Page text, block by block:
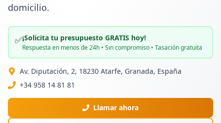
domicilio.
✅¡Solicita tu presupuesto GRATIS hoy!
Respuesta en menos de 24h • Sin compromiso • Tasación gratuita
Av. Diputación, 2, 18230 Atarfe, Granada, España
+34 958 14 81 81
Llamar ahora